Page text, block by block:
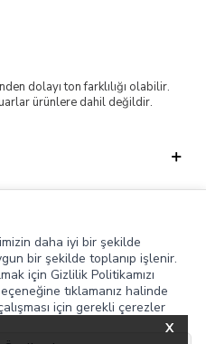
X
dolayı ton farklılığı olabilir.
ürünlere dahil değildir.
daha iyi bir şekilde
bir şekilde toplanıp işlenir.
için Gizlilik Politikamızı
tıklamanız halinde
için gerekli çerezler